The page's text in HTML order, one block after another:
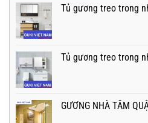
Tủ gương treo trong
Tủ gương treo trong
GƯƠNG NHÀ TẮM